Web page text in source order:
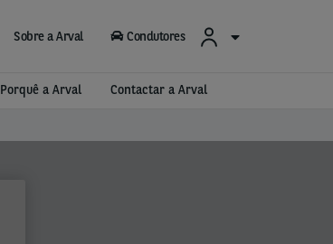
Sobre a Arval Condutores
Porquê a Arval Contactar a Arval